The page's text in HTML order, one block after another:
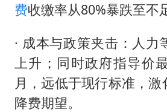
费收缴率从80%暴跌至不
· 成本与政策夹击：人力
上升；同时政府指导价
月，远低于现行标准，
降费期望。